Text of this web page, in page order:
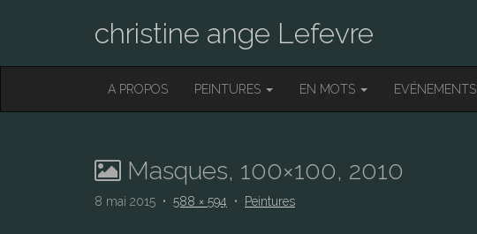
christine ange Lefevre
M
N
M
E
O
C
N
A PROPOS PEINTURES EN MOTS EVÉNEMENTS
Masques, 100×100, 2010
8 mai 2015 • 588 × 594 • Peintures